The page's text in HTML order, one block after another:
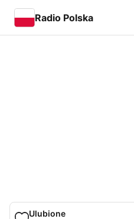
Radio Polska
Ulubione